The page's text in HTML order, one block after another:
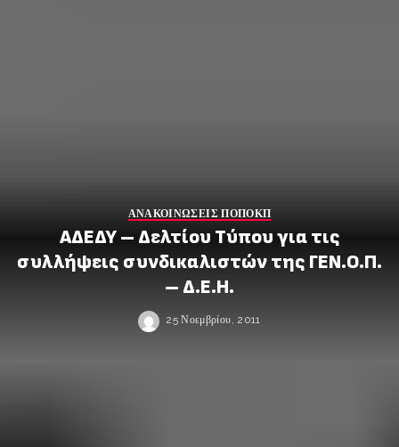
ΑΝΑΚΟΙΝΩΣΕΙΣ ΠΟΠΟΚΠ
ΑΔΕΔΥ – Δελτίου Τύπου για τις
συλλήψεις συνδικαλιστών της ΓΕΝ.Ο.Π.
– Δ.Ε.Η.
25 Νοεμβρίου, 2011